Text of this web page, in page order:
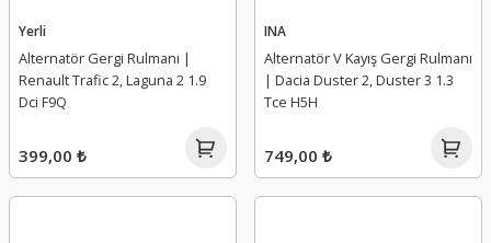
Yerli
Alternatör Gergi Rulmanı |
Renault Trafic 2, Laguna 2 1.9
Dci F9Q
399,00 ₺
INA
Alternatör V Kayış Gergi Rulmanı
| Dacia Duster 2, Duster 3 1.3
Tce H5H
749,00 ₺